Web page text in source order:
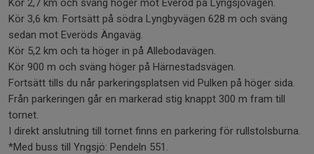
Kör 2,7 km och sväng höger mot Everöd på Lyngsjövägen.
Kör 3,6 km. Fortsätt på södra Lyngbyvägen 628 m och sväng
sedan mot Everöds Ängaväg.
Kör 5,2 km och ta höger in på Allebodavägen.
Kör 900 m och sväng höger på Härnestadsvägen.
Fortsätt tills du når parkeringsplatsen vid Pulken på höger sida.
Från parkeringen går en markerad stig knappt 300 m fram till
tornet.
I direkt anslutning till tornet finns en parkering för rullstolsburna.
*Med buss till Yngsjö: Pendeln 551.